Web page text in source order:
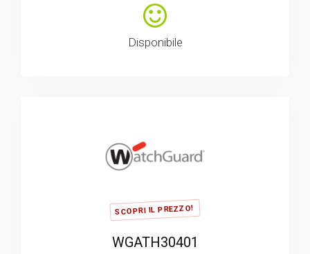
Disponibile
SCOPRI IL PREZZO!
WGATH30401